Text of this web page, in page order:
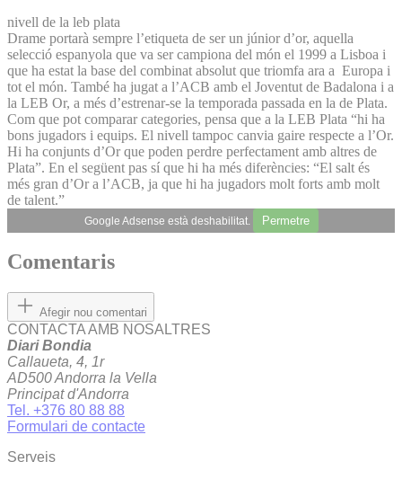
nivell de la leb plata
Drame portarà sempre l’etiqueta de ser un júnior d’or, aquella
selecció espanyola que va ser campiona del món el 1999 a Lisboa i
que ha estat la base del combinat absolut que triomfa ara a Europa i
tot el món. També ha jugat a l’ACB amb el Joventut de Badalona i a
la LEB Or, a més d’estrenar-se la temporada passada en la de Plata.
Com que pot comparar categories, pensa que a la LEB Plata “hi ha
bons jugadors i equips. El nivell tampoc canvia gaire respecte a l’Or.
Hi ha conjunts d’Or que poden perdre perfectament amb altres de
Plata”. En el següent pas sí que hi ha més diferències: “El salt és
més gran d’Or a l’ACB, ja que hi ha jugadors molt forts amb molt
de talent.”
Google Adsense està deshabilitat. Permetre
Comentaris
Afegir nou comentari
CONTACTA AMB NOSALTRES
Diari Bondia
Callaueta, 4, 1r
AD500 Andorra la Vella
Principat d'Andorra
Tel. +376 80 88 88
Formulari de contacte
Serveis